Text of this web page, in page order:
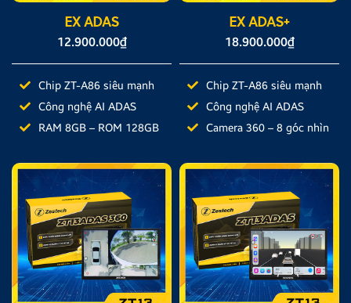
EX ADAS
12.900.000₫
Chip ZT-A86 siêu mạnh
Công nghệ AI ADAS
RAM 8GB – ROM 128GB
EX ADAS+
18.900.000₫
Chip ZT-A86 siêu mạnh
Công nghệ AI ADAS
Camera 360 – 8 góc nhìn